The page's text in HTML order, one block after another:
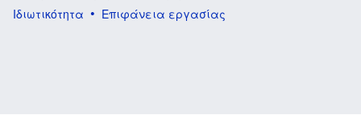
Ιδιωτικότητα
Επιφάνεια εργασίας